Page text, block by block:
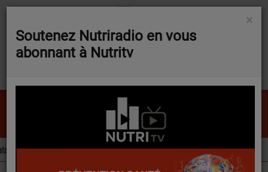
Da Funk
FLASH NEWS
Novel Food évolue sur trois ingrédients d’intérêt pour la nutraceutique
×
Soutenez Nutriradio en vous
abonnant à Nutritv